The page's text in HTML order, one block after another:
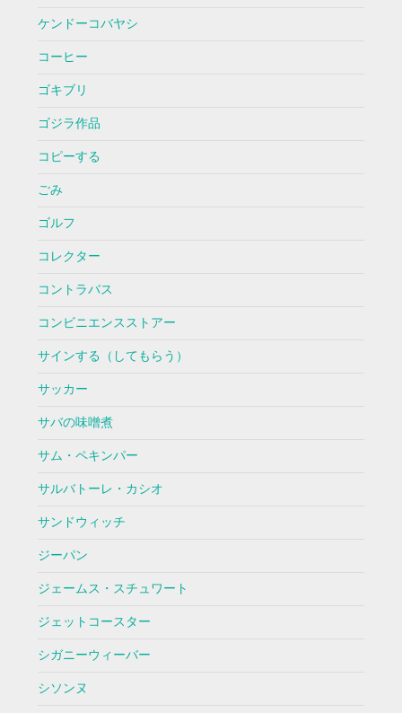
ケンドーコバヤシ
コーヒー
ゴキブリ
ゴジラ作品
コピーする
ごみ
ゴルフ
コレクター
コントラバス
コンビニエンスストアー
サインする（してもらう）
サッカー
サバの味噌煮
サム・ペキンパー
サルバトーレ・カシオ
サンドウィッチ
ジーパン
ジェームス・スチュワート
ジェットコースター
シガニーウィーバー
シソンヌ